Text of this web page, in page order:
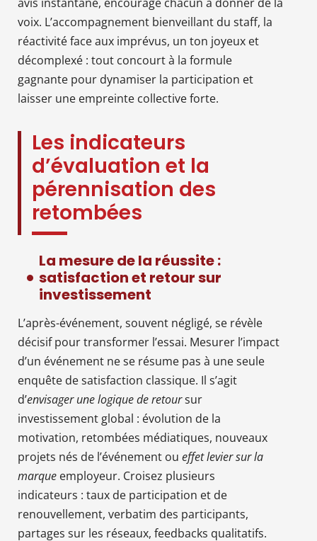
avis instantané, encourage chacun à donner de la
voix. L’accompagnement bienveillant du staff, la
réactivité face aux imprévus, un ton joyeux et
décomplexé : tout concourt à la formule
gagnante pour dynamiser la participation et
laisser une empreinte collective forte.
Les indicateurs
d’évaluation et la
pérennisation des
retombées
La mesure de la réussite :
satisfaction et retour sur
investissement
L’après-événement, souvent négligé, se révèle
décisif pour transformer l’essai. Mesurer l’impact
d’un événement ne se résume pas à une seule
enquête de satisfaction classique. Il s’agit
d’envisager une logique de retoursur
investissement global : évolution de la
motivation, retombées médiatiques, nouveaux
projets nés de l’événement ou effet levier sur la
marque employeur. Croisez plusieurs
indicateurs : taux de participation et de
renouvellement, verbatim des participants,
partages sur les réseaux, feedbacks qualitatifs.